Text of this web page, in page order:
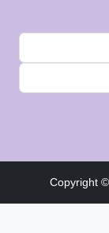
Copyright